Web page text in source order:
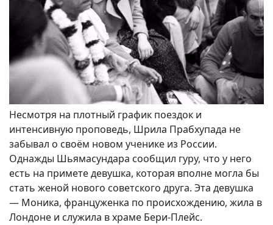
Несмотря на плотный график поездок и
интенсивную проповедь, Шрила Прабхупада не
забывал о своём новом ученике из России.
Однажды Шьямасундара сообщил гуру, что у него
есть на примете девушка, которая вполне могла бы
стать женой нового советского друга. Эта девушка
— Моника, француженка по происхождению, жила в
Лондоне и служила в храме Бери-Плейс.